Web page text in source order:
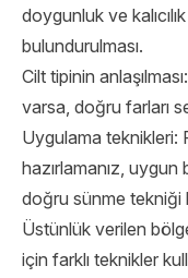
doygunluk ve
bulundurulması.
Cilt tipinin
varsa, doğru farları
Uygulama teknikleri:
hazırlamanız, uygun
doğru sünme tekniği
Üstünlük verilen
için farklı teknikler